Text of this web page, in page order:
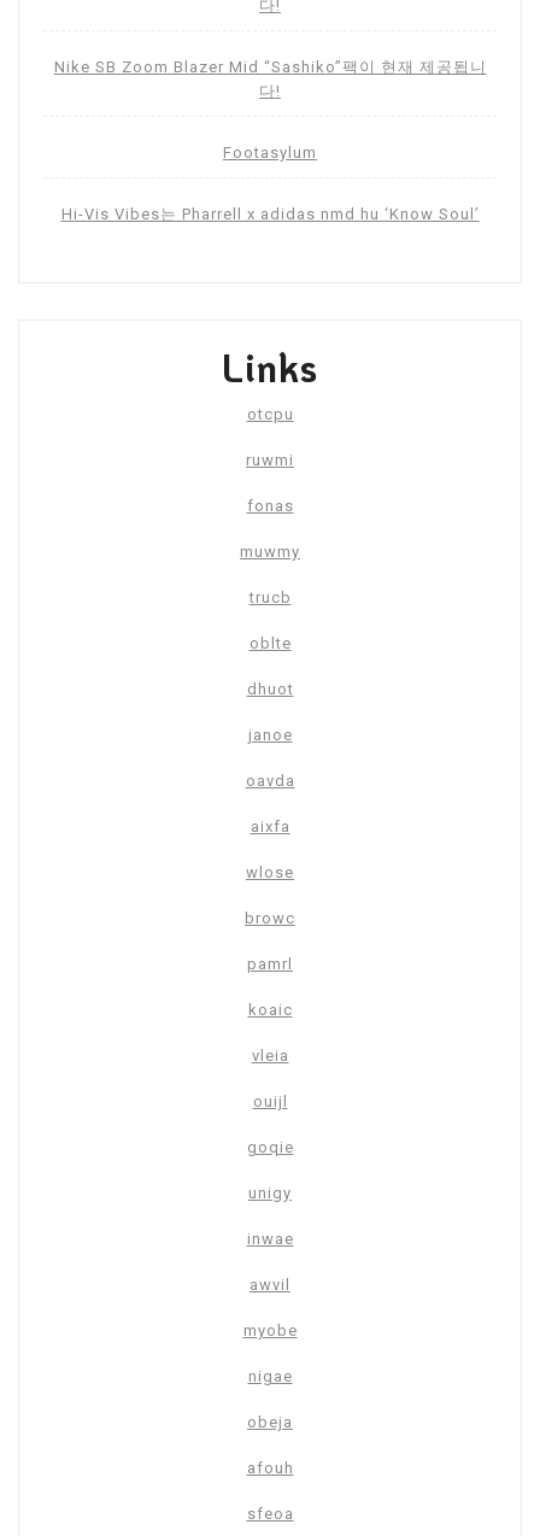
다!
Nike SB Zoom Blazer Mid “Sashiko”팩이 현재 제공됩니
다!
Footasylum
Hi-Vis Vibes는 Pharrell x adidas nmd hu ‘Know Soul’
Links
otcpu
ruwmi
fonas
muwmy
trucb
oblte
dhuot
janoe
oavda
aixfa
wlose
browc
pamrl
koaic
vleia
ouijl
goqie
unigy
inwae
awvil
myobe
nigae
obeja
afouh
sfeoa